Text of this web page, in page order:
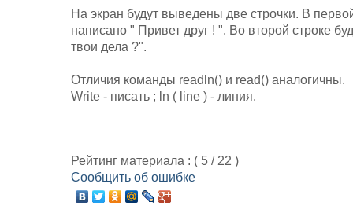
На экран будут выведены две строчки. В
написано " Привет друг ! ". Во второй строке
твои дела ?".
Отличия команды readln() и read() аналогичны.
Write - писать ; ln ( line ) - линия.
Рейтинг материала : ( 5 / 22 )
Сообщить об ошибке